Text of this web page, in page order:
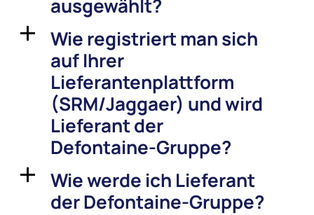
ausgewählt?
a
Wie registriert man sich
auf Ihrer
Lieferantenplattform
(SRM/Jaggaer) und wird
Lieferant der
Defontaine-Gruppe?
a
Wie werde ich Lieferant
der Defontaine-Gruppe?